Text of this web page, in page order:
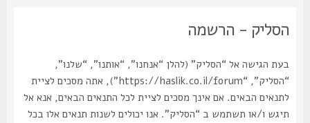
הסליק - הרשמה
בעת הגישה אל “הסליק” (להלן “אנחנו”, “אותנו”, “שלנו”,
“הסליק”, “https://haslik.co.il/forum”), אתה מסכים לציית
לתנאים הבאים. אם אינך מסכים לציית לכל התנאים הבאים, אנא אל
תיגש ו/או תשתמש ב “הסליק”. אנו יכולים לשנות תנאים אלו בכל